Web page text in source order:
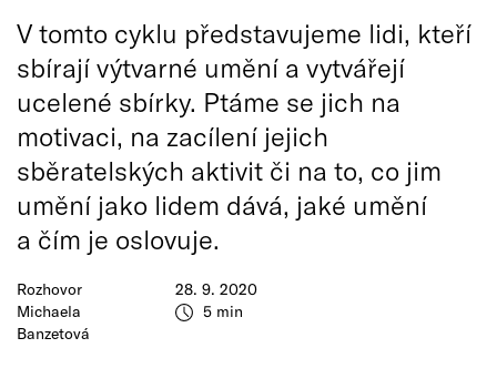
Rozhovor
Michaela
Banzetová
28. 9. 2020
5 min
V tomto cyklu představujeme lidi, kteří
sbírají výtvarné umění a vytvářejí
ucelené sbírky. Ptáme se jich na
motivaci, na zacílení jejich
sběratelských aktivit či na to, co jim
umění jako lidem dává, jaké umění
a čím je oslovuje.